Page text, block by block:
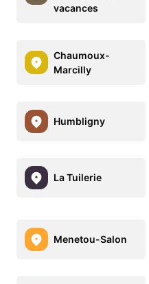
vacances
Chaumoux-
Marcilly
Humbligny
La Tuilerie
Menetou-Salon